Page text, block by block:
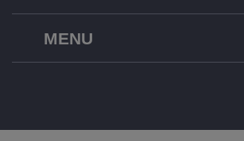
MENU